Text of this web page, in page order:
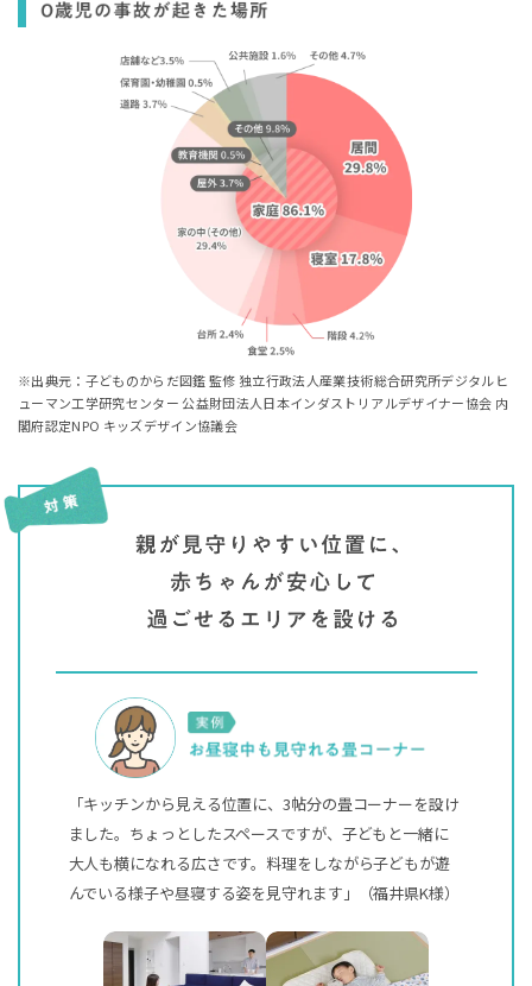
※出典元：子どものからだ図鑑 監修 独立行政法人産業技術総合研究所デジタルヒ
ューマン工学研究センター 公益財団法人日本インダストリアルデザイナー協会 内
閣府認定NPO キッズデザイン協議会
「キッチンから見える位置に、3帖分の畳コーナーを設け
ました。ちょっとしたスペースですが、子どもと一緒に
大人も横になれる広さです。料理をしながら子どもが遊
んでいる様子や昼寝する姿を見守れます」（福井県K様）